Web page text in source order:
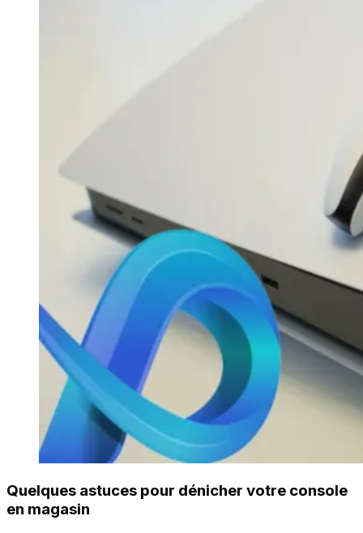
Quelques astuces pour dénicher votre console
en magasin